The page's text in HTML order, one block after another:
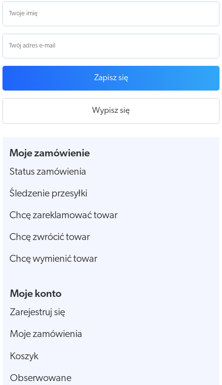
Zapisz się
Wypisz się
Moje zamówienie
Status zamówienia
Śledzenie przesyłki
Chcę zareklamować towar
Chcę zwrócić towar
Chcę wymienić towar
Moje konto
Zarejestruj się
Moje zamówienia
Koszyk
Obserwowane